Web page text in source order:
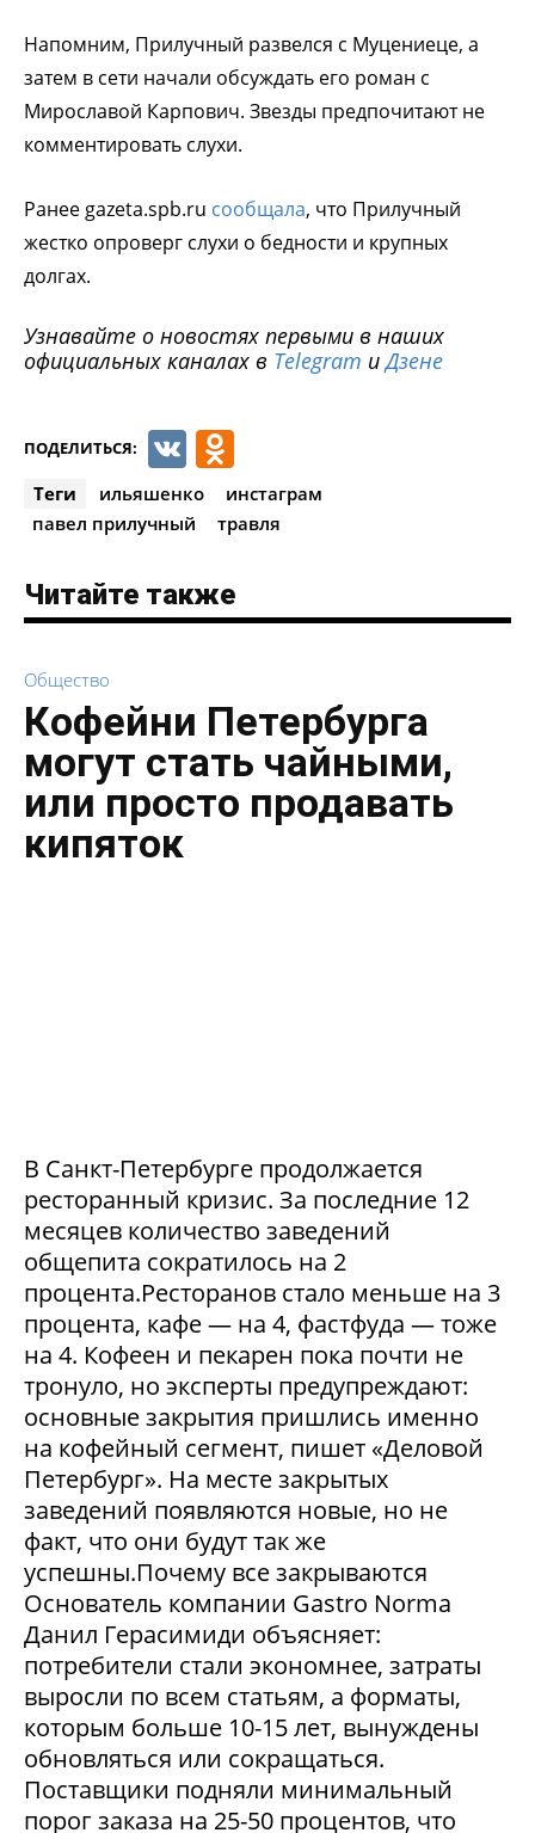
Напомним, Прилучный развелся с Муцениеце, а
затем в сети начали обсуждать его роман с
Мирославой Карпович. Звезды предпочитают не
комментировать слухи.
Ранее gazeta.spb.ru сообщала, что Прилучный
жестко опроверг слухи о бедности и крупных
долгах.
Узнавайте о новостях первыми в наших
официальных каналах в Telegram иДзене
ПОДЕЛИТЬСЯ: VK
Теги ильяшенко
инстаграм
павел прилучный
травля
Читайте также
Общество
Кофейни Петербурга
могут стать чайными,
или просто продавать
кипяток
В Санкт-Петербурге продолжается
ресторанный кризис. За последние 12
месяцев количество заведений
общепита сократилось на 2
процента.Ресторанов стало меньше на 3
процента, кафе — на 4, фастфуда — тоже
на 4. Кофеен и пекарен пока почти не
тронуло, но эксперты предупреждают:
основные закрытия пришлись именно
на кофейный сегмент, пишет «Деловой
Петербург». На месте закрытых
заведений появляются новые, но не
факт, что они будут так же
успешны.Почему все закрываются
Основатель компании Gastro Norma
Данил Герасимиди объясняет:
потребители стали экономнее, затраты
выросли по всем статьям, а форматы,
которым больше 10-15 лет, вынуждены
обновляться или сокращаться.
Поставщики подняли минимальный
порог заказа на 25-50 процентов, что